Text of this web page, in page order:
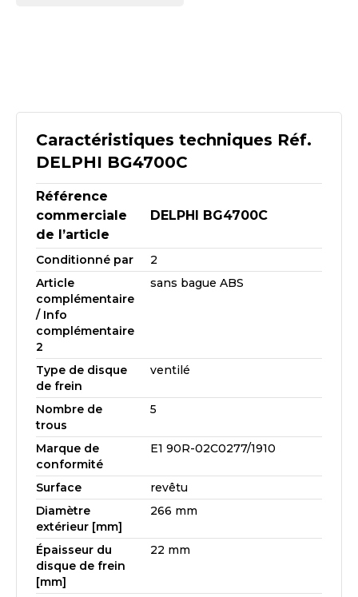
Caractéristiques techniques Réf.
DELPHI BG4700C
Référence
commerciale
de l’article
DELPHI BG4700C
Conditionné par
2
Article
complémentaire
/ Info
complémentaire
2
sans bague ABS
Type de disque
de frein
ventilé
Nombre de
trous
5
Marque de
conformité
E1 90R-02C0277/1910
Surface
revêtu
Diamètre
extérieur [mm]
266 mm
Épaisseur du
disque de frein
[mm]
22 mm